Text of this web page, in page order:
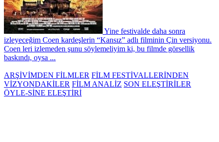
Yine festivalde daha sonra
izleyeceğim Coen kardeşlerin “Kansız” adlı filminin Çin versiyonu.
Coen leri izlemeden şunu söylemeliyim ki, bu filmde görsellik
baskındı, oysa ...
ARŞİVİMDEN FİLMLER FİLM FESTİVALLERİNDEN
VİZYONDAKİLER FİLM ANALİZ SON ELEŞTİRİLER
ÖYLE-SİNE ELEŞTİRİ